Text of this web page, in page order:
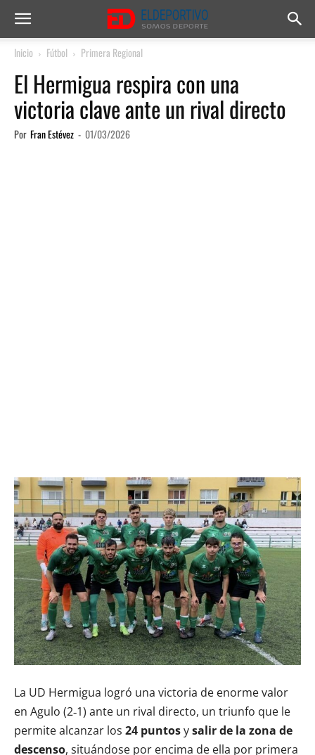
Inicio Fútbol Primera Regional
El Hermigua respira con una
victoria clave ante un rival directo
Por Fran Estévez - 01/03/2026
La UD Hermigua logró una victoria de enorme valor
en Agulo (2‑1) ante un rival directo, un triunfo que le
permite alcanzar los 24 puntosysalir de la zona de
descenso, situándose por encima de ella por primera